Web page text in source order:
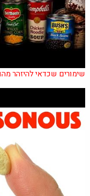
שימורים שכדאי להיזהר